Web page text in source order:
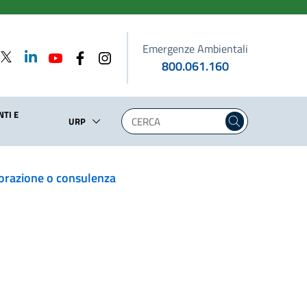
Emergenze Ambientali
800.061.160
E URP
o consulenza